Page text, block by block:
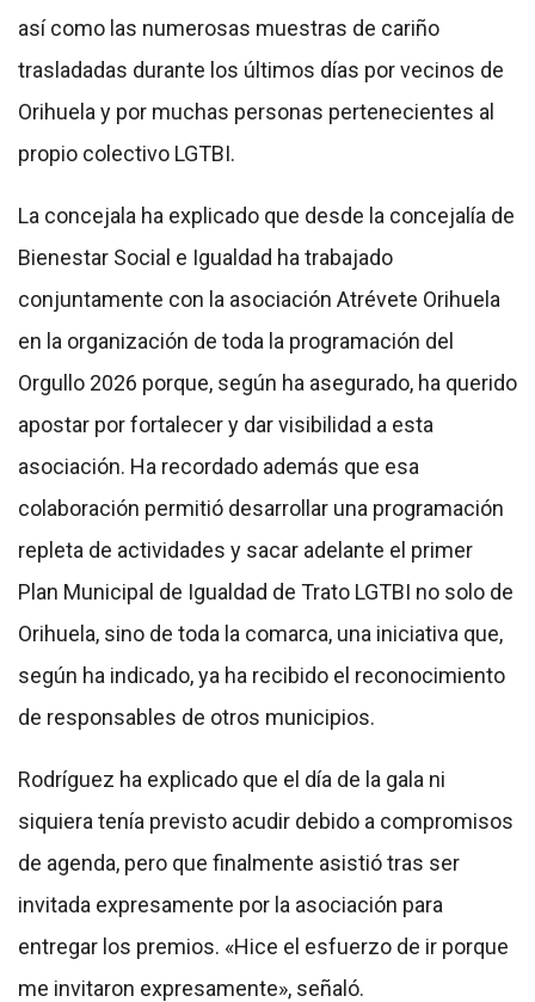
así como las numerosas muestras de cariño
trasladadas durante los últimos días por vecinos de
Orihuela y por muchas personas pertenecientes al
propio colectivo LGTBI.
La concejala ha explicado que desde la concejalía de
Bienestar Social e Igualdad ha trabajado
conjuntamente con la asociación Atrévete Orihuela
en la organización de toda la programación del
Orgullo 2026 porque, según ha asegurado, ha querido
apostar por fortalecer y dar visibilidad a esta
asociación. Ha recordado además que esa
colaboración permitió desarrollar una programación
repleta de actividades y sacar adelante el primer
Plan Municipal de Igualdad de Trato LGTBI no solo de
Orihuela, sino de toda la comarca, una iniciativa que,
según ha indicado, ya ha recibido el reconocimiento
de responsables de otros municipios.
Rodríguez ha explicado que el día de la gala ni
siquiera tenía previsto acudir debido a compromisos
de agenda, pero que finalmente asistió tras ser
invitada expresamente por la asociación para
entregar los premios. «Hice el esfuerzo de ir porque
me invitaron expresamente», señaló.